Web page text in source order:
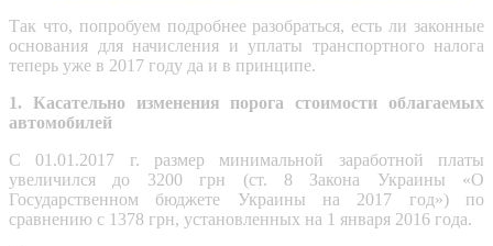
Так что, попробуем подробнее разобраться, есть ли законные
основания для начисления и уплаты транспортного налога
теперь уже в 2017 году да и в принципе.
1. Касательно изменения порога стоимости облагаемых
автомобилей
С 01.01.2017 г. размер минимальной заработной платы
увеличился до 3200 грн (ст. 8 Закона Украины «О
Государственном бюджете Украины на 2017 год») по
сравнению с 1378 грн, установленных на 1 января 2016 года.